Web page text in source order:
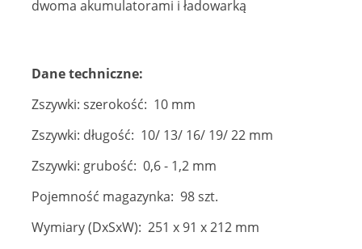
dwoma akumulatorami i ładowarką
Dane techniczne:
Zszywki: szerokość: 10 mm
Zszywki: długość: 10/ 13/ 16/ 19/ 22 mm
Zszywki: grubość: 0,6 - 1,2 mm
Pojemność magazynka: 98 szt.
Wymiary (DxSxW): 251 x 91 x 212 mm